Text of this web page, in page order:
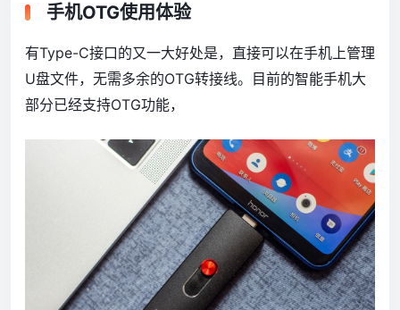
手机OTG使用体验
有Type-C接口的又一大好处是，直接可以在手机上管理
U盘文件，无需多余的OTG转接线。目前的智能手机大
部分已经支持OTG功能，